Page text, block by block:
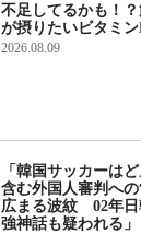
不足してるかも！
が摂りたいビタミ
2026.08.09
「韓国サッカーは
含む外国人審判へ
広まる波紋 02年日
強神話も疑われる」